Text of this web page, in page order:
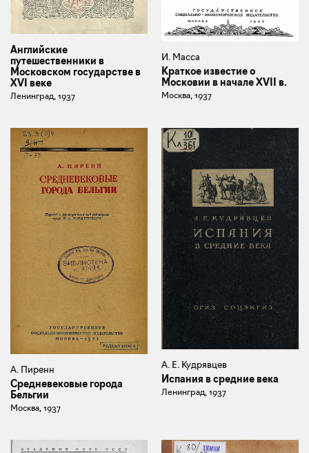
Английские
путешественники в
Московском государстве в
XVI веке
Ленинград, 1937
И. Масса
Краткое известие о
Московии в начале XVII в.
Москва, 1937
А. Пиренн
Средневековые города
Бельгии
Москва, 1937
А. Е. Кудрявцев
Испания в средние века
Ленинград, 1937